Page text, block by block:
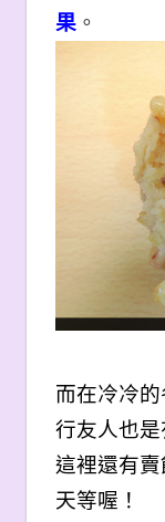
果。
而在冷冷
行友人也是
這裡還有
天等喔！